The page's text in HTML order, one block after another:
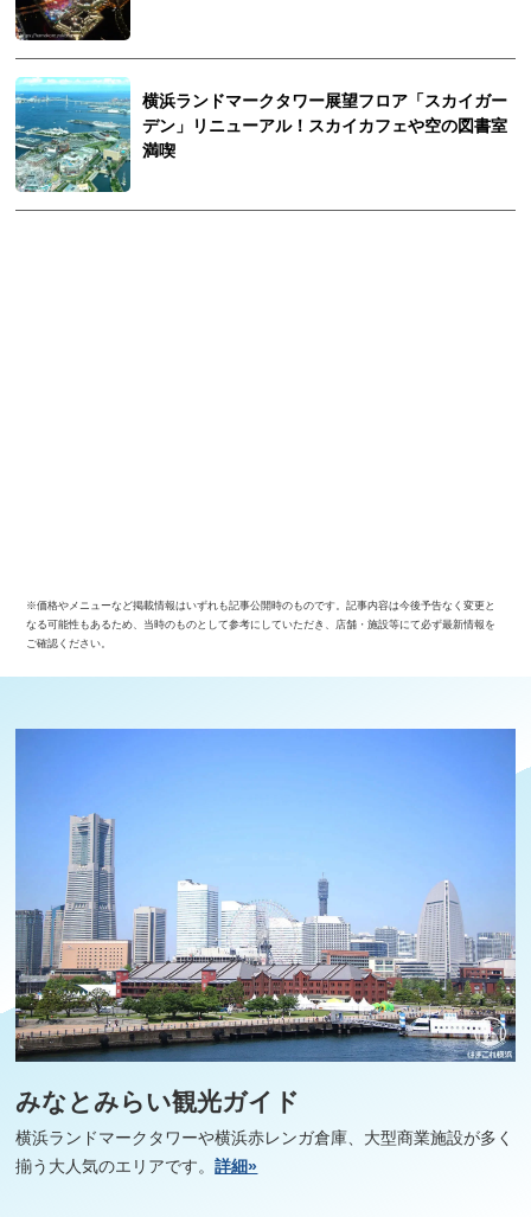
横浜ランドマークタワー展望フロア「スカイガー
デン」リニューアル！スカイカフェや空の図書室
満喫
※価格やメニューなど掲載情報はいずれも記事公開時のものです。記事内容は今後予告なく変更と
なる可能性もあるため、当時のものとして参考にしていただき、店舗・施設等にて必ず最新情報を
ご確認ください。
みなとみらい観光ガイド
横浜ランドマークタワーや横浜赤レンガ倉庫、大型商業施設が多く
揃う大人気のエリアです。詳細»